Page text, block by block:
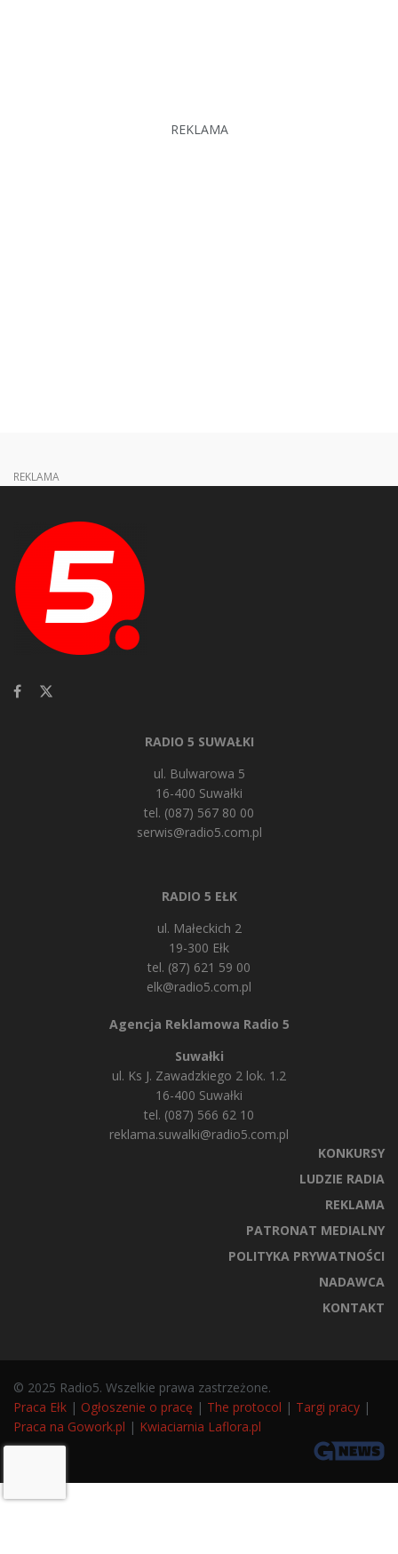
REKLAMA
REKLAMA
RADIO 5 SUWAŁKI
ul. Bulwarowa 5
16-400 Suwałki
tel. (087) 567 80 00
serwis@radio5.com.pl
RADIO 5 EŁK
ul. Małeckich 2
19-300 Ełk
tel. (87) 621 59 00
elk@radio5.com.pl
Agencja Reklamowa Radio 5
Suwałki
ul. Ks J. Zawadzkiego 2 lok. 1.2
16-400 Suwałki
tel. (087) 566 62 10
reklama.suwalki@radio5.com.pl
KONKURSY
LUDZIE RADIA
REKLAMA
PATRONAT MEDIALNY
POLITYKA PRYWATNOŚCI
NADAWCA
KONTAKT
© 2025 Radio5. Wszelkie prawa zastrzeżone.
Praca Ełk | Ogłoszenie o pracę | The protocol | Targi pracy |
Praca na Gowork.pl | Kwiaciarnia Laflora.pl